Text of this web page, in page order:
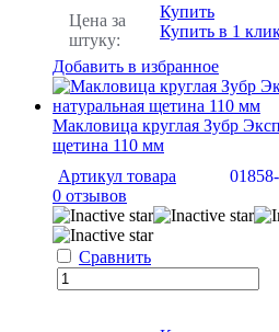
Цена за
штуку:
Купить
Купить в 1
Добавить в избранное
Макловица круглая Зубр
щетина 110 мм
Артикул товара
01858-
0 отзывов
Сравнить